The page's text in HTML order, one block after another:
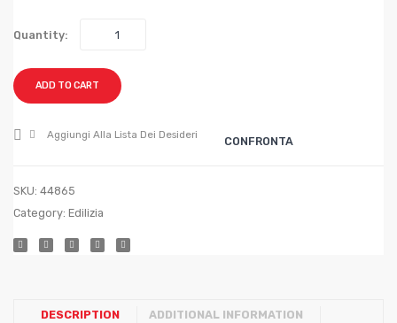
Quantity:
ADD TO CART
Aggiungi Alla Lista Dei Desideri CONFRONTA
SKU: 44865
Category: Edilizia
DESCRIPTION ADDITIONAL INFORMATION